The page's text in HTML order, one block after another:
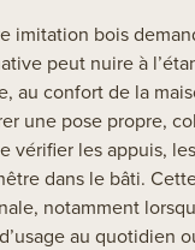
imitation bois
peut nuire à
au confort de la
une pose propre,
vérifier les appuis,
dans le bâti.
notamment
au quotidien